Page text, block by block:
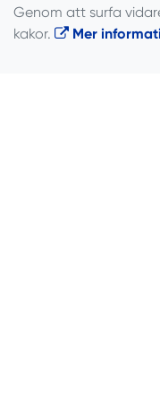
DOKUMENT
Genom att surfa
kakor.
Mer